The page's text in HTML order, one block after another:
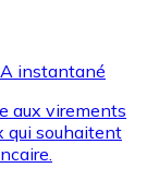
instantané
aux virements
qui souhaitent